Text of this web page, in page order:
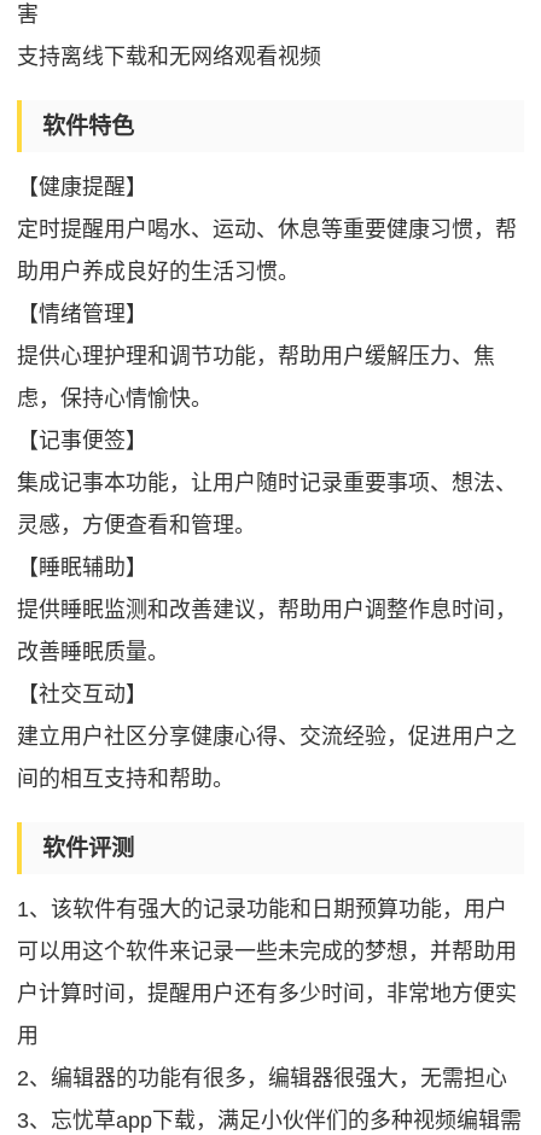
害
支持离线下载和无网络观看视频
软件特色
【健康提醒】
定时提醒用户喝水、运动、休息等重要健康习惯，帮
助用户养成良好的生活习惯。
【情绪管理】
提供心理护理和调节功能，帮助用户缓解压力、焦
虑，保持心情愉快。
【记事便签】
集成记事本功能，让用户随时记录重要事项、想法、
灵感，方便查看和管理。
【睡眠辅助】
提供睡眠监测和改善建议，帮助用户调整作息时间，
改善睡眠质量。
【社交互动】
建立用户社区分享健康心得、交流经验，促进用户之
间的相互支持和帮助。
软件评测
1、该软件有强大的记录功能和日期预算功能，用户
可以用这个软件来记录一些未完成的梦想，并帮助用
户计算时间，提醒用户还有多少时间，非常地方便实
用
2、编辑器的功能有很多，编辑器很强大，无需担心
3、忘忧草app下载，满足小伙伴们的多种视频编辑需